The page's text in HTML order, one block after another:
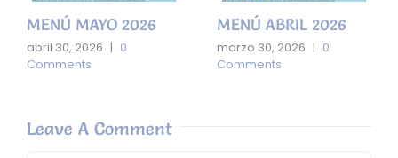
MENÚ MAYO 2026
abril 30, 2026 | 0
Comments
MENÚ ABRIL 2026
marzo 30, 2026 | 0
Comments
Leave A Comment